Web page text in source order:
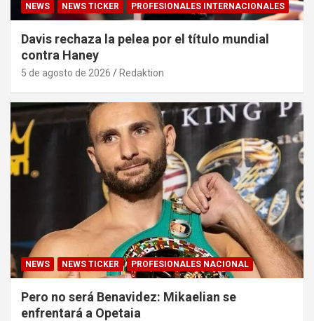
NEWS NEWS TICKER PROFESIONALES INTERNACIONALES
Davis rechaza la pelea por el título mundial
contra Haney
5 de agosto de 2026 Redaktion
NEWS NEWS TICKER PROFESIONALES NACIONAL
Pero no será Benavidez: Mikaelian se
enfrentará a Opetaia